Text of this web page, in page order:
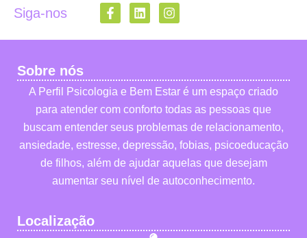
Siga-nos
Sobre nós
A Perfil Psicologia e Bem Estar é um espaço criado
para atender com conforto todas as pessoas que
buscam entender seus problemas de relacionamento,
ansiedade, estresse, depressão, fobias, psicoeducação
de filhos, além de ajudar aquelas que desejam
aumentar seu nível de autoconhecimento.
Localização